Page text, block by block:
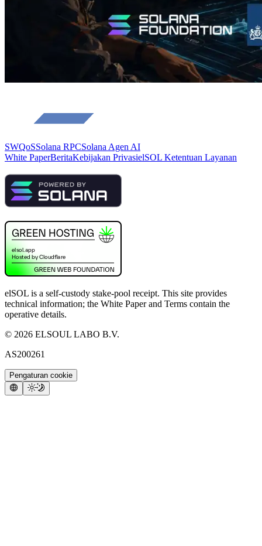
SWQoSSolana RPCSolana Agen AI
White PaperBeritaKebijakan PrivasielSOL Ketentuan Layanan
elSOL is a self-custody stake-pool receipt. This site provides
technical information; the White Paper and Terms contain the
operative details.
© 2026 ELSOUL LABO B.V.
AS200261
Pengaturan cookie